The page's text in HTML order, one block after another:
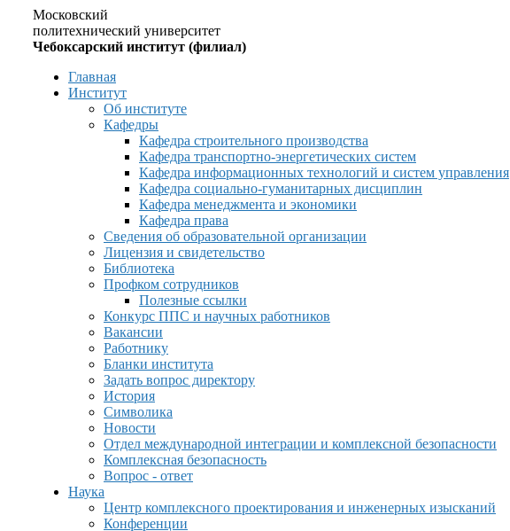
Московский
политехнический университет
Чебоксарский институт (филиал)
Главная
Институт
Об институте
Кафедры
Кафедра строительного производства
Кафедра транспортно-энергетических систем
Кафедра информационных технологий и систем управления
Кафедра социально-гуманитарных дисциплин
Кафедра менеджмента и экономики
Кафедра права
Сведения об образовательной организации
Лицензия и свидетельство
Библиотека
Профком сотрудников
Полезные ссылки
Конкурс ППС и научных работников
Вакансии
Работнику
Бланки института
Задать вопрос директору
История
Символика
Новости
Отдел международной интеграции и комплексной безопасности
Комплексная безопасность
Вопрос - ответ
Наука
Центр комплексного проектирования и инженерных изысканий
Конференции